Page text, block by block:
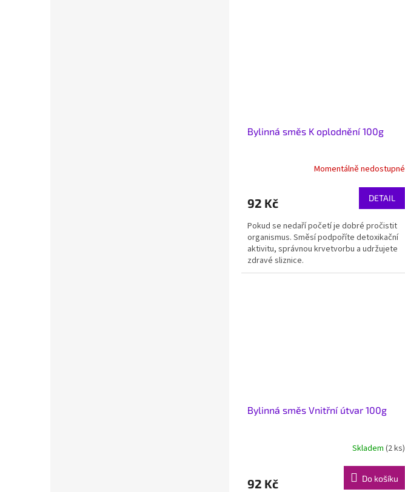
Bylinná směs K oplodnění 100g
Momentálně nedostupné
92 Kč DETAIL
Pokud se nedaří početí je dobré pročistit
organismus. Směsí podpoříte detoxikační
aktivitu, správnou krvetvorbu a udržujete
zdravé sliznice.
Bylinná směs Vnitřní útvar 100g
Skladem (2 ks)
92 Kč Do košíku